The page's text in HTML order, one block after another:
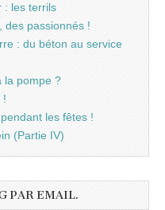
: les terrils
des passionnés !
: du béton au service
la pompe ?
!
les fêtes !
(Partie IV)
PAR EMAIL.